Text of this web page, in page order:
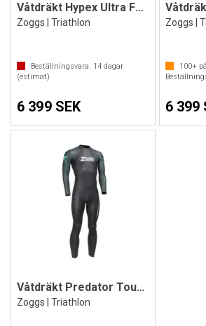
Våtdräkt Hypex Ultra FS Herr
Zoggs | Triathlon
Beställningsvara. 14 dagar
(estimat)
6 399 SEK
Zoggs |
100+
6 399
Våtdräkt Predator Tour FS Herr
Zoggs | Triathlon